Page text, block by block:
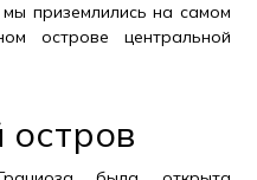
приземлились на самом
острове центральной
остров